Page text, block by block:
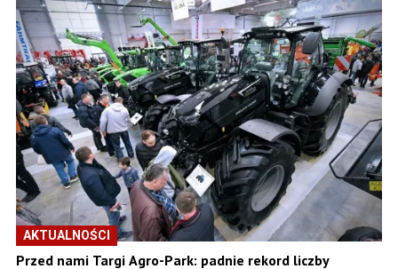
AKTUALNOŚCI
Przed nami Targi Agro-Park: padnie rekord liczby